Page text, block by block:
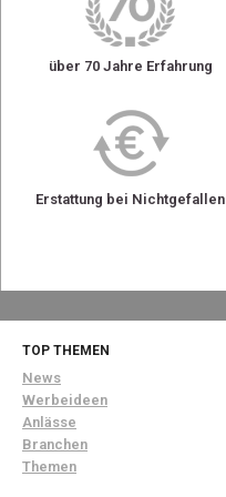
über 70 Jahre Erfahrung
Erstattung bei Nichtgefallen
TOP THEMEN
News
Werbeideen
Anlässe
Branchen
Themen